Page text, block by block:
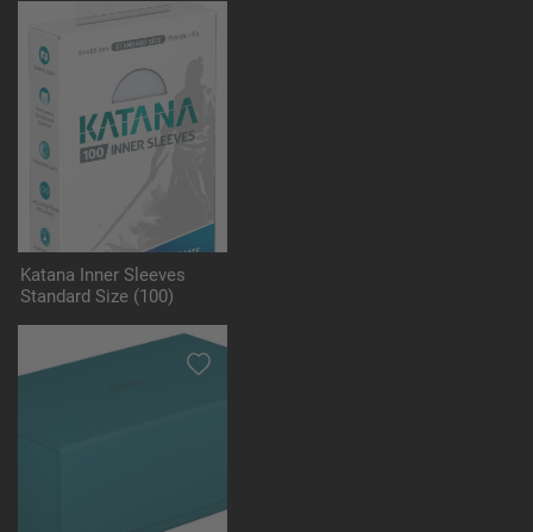
Katana Inner Sleeves
Standard Size (100)